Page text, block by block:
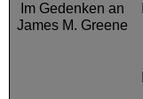
Im Gedenken an
James M. Greene